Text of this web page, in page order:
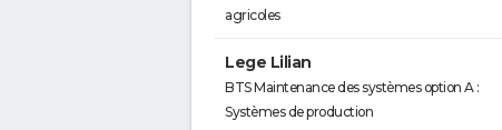
agricoles
Lege Lilian
BTS Maintenance des systèmes option A :
Systèmes de production